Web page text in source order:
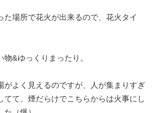
た場所で花火が出来るので、花火タイ
物&ゆっくりまったり。
がよく見えるのですが、人が集まりすぎ
てて、煙だらけでこちらからは火事にし